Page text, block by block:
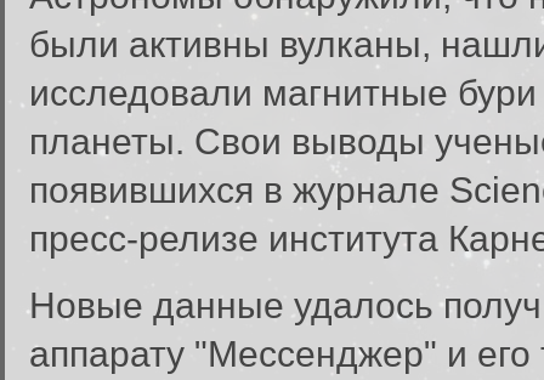
были активны вулканы,
исследовали магнитные
планеты. Свои выводы
появившихся в журнале
пресс-релизе института
Новые данные удалось
аппарату "Мессенджер" и